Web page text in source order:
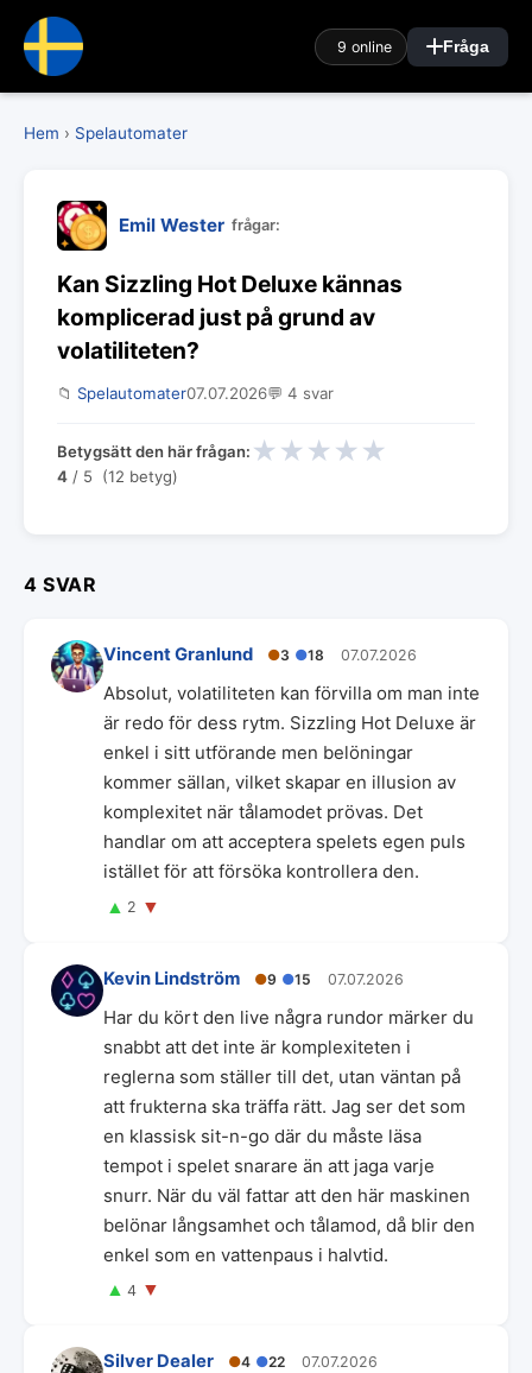
9 online Fråga
Hem › Spelautomater
Emil Wester frågar:
Kan Sizzling Hot Deluxe kännas
komplicerad just på grund av
volatiliteten?
📁 Spelautomater07.07.2026💬 4 svar
Betygsätt den här frågan: ★ ★ ★ ★ ★
4 / 5 (12 betyg)
4 SVAR
Vincent Granlund ●3 ●18 07.07.2026
Absolut, volatiliteten kan förvilla om man inte
är redo för dess rytm. Sizzling Hot Deluxe är
enkel i sitt utförande men belöningar
kommer sällan, vilket skapar en illusion av
komplexitet när tålamodet prövas. Det
handlar om att acceptera spelets egen puls
istället för att försöka kontrollera den.
▲ 2 ▼
Kevin Lindström ●9 ●15 07.07.2026
Har du kört den live några rundor märker du
snabbt att det inte är komplexiteten i
reglerna som ställer till det, utan väntan på
att frukterna ska träffa rätt. Jag ser det som
en klassisk sit-n-go där du måste läsa
tempot i spelet snarare än att jaga varje
snurr. När du väl fattar att den här maskinen
belönar långsamhet och tålamod, då blir den
enkel som en vattenpaus i halvtid.
▲ 4 ▼
Silver Dealer ●4 ●22 07.07.2026